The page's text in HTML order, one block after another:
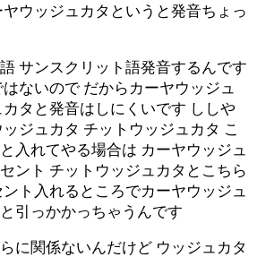
ウッジュカタというと発音ちょっ
サンスクリット語発音するんです
ないので だからカーヤウッジュ
タと発音はしにくいです ししや
ジュカタ チットウッジュカタ こ
入れてやる場合は カーヤウッジュ
ント チットウッジュカタとこちら
ト入れるところでカーヤウッジュ
引っかかっちゃうんです
に関係ないんだけど ウッジュカタ